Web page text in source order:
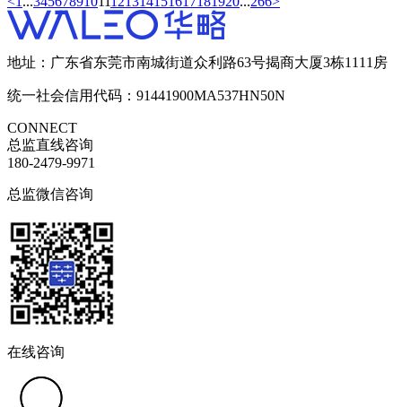
地址：广东省东莞市南城街道众利路63号揭商大厦3栋1111房
统一社会信用代码：91441900MA537HN50N
CONNECT
总监直线咨询
180-2479-9971
总监微信咨询
在线咨询